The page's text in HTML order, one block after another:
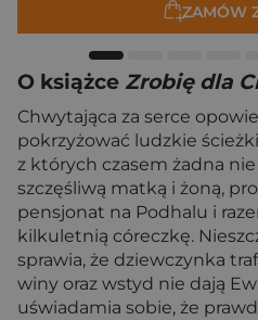
ZAMÓW
O książce Zrobię dla
Chwytająca za serce
pokrzyżować ludzkie
z których czasem żadna nie
szczęśliwą matką i żoną,
pensjonat na Podhalu i
kilkuletnią córeczkę.
sprawia, że dziewczynka
winy oraz wstyd nie dają
uświadamia sobie, że